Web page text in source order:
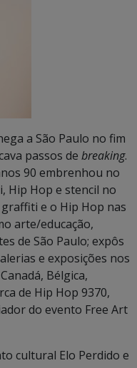
a São Paulo no fim
passos de breaking.
90 embrenhou no
Hip Hop e stencil no
e o Hip Hop nas
arte/educação,
de São Paulo; expôs
e exposições nos
Bélgica,
de Hip Hop 9370,
do evento Free Art
cultural Elo Perdido e